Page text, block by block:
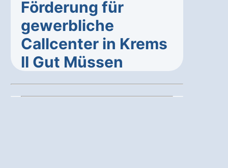
Förderung für
gewerbliche
Callcenter in Krems
II Gut Müssen